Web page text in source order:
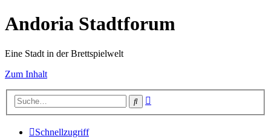
Andoria Stadtforum
Eine Stadt in der Brettspielwelt
Zum Inhalt
Suche
Schnellzugriff